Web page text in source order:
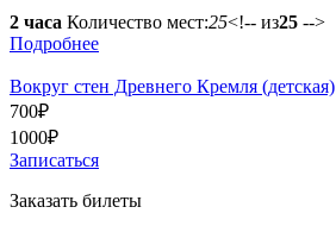
2 часа Количество мест:25<!-- из25 -->
Подробнее
Вокруг стен Древнего Кремля (детская)
700₽
1000₽
Записаться
Заказать билеты